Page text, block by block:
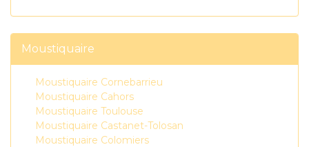
Moustiquaire
Moustiquaire Cornebarrieu
Moustiquaire Cahors
Moustiquaire Toulouse
Moustiquaire Castanet-Tolosan
Moustiquaire Colomiers